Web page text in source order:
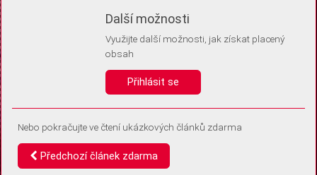
Identifikátor je zcela anonymní.
Vaše souhlasy a odmítnutí si ukládáme do vašeho zařízení, abychom se
vás už příště znovu neptali. Můžete je kdykoli později upravit ve Správě
Další možnosti
Využijte další možnosti, jak získat placený
obsah
Přihlásit se
Nebo pokračujte ve čtení ukázkových článků zdarma
Předchozí článek zdarma